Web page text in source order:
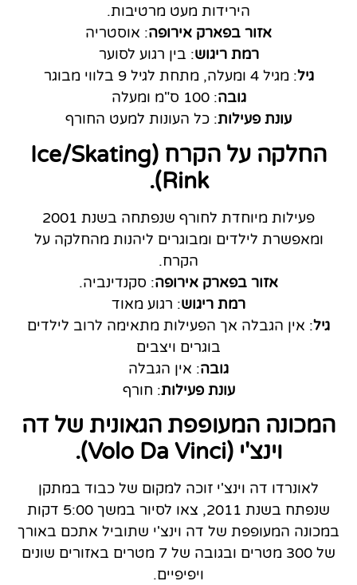
הירידות מעט מרטיבות.
אזור בפארק אירופה: אוסטריה
רמת ריגוש: בין רגוע לסוער
גיל: מגיל 4 ומעלה, מתחת לגיל 9 בלווי מבוגר
גובה: 100 ס"מ ומעלה
עונת פעילות: כל העונות למעט החורף
החלקה על הקרח (Ice/Skating
Rink).
פעילות מיוחדת לחורף שנפתחה בשנת 2001
ומאפשרת לילדים ומבוגרים ליהנות מהחלקה על
הקרח.
אזור בפארק אירופה: סקנדינביה.
רמת ריגוש: רגוע מאוד
גיל: אין הגבלה אך הפעילות מתאימה לרוב לילדים
בוגרים ויצבים
גובה: אין הגבלה
עונת פעילות: חורף
המכונה המעופפת הגאונית של דה
וינצ'י (Volo Da Vinci).
לאונרדו דה וינצ'י זוכה למקום של כבוד במתקן
שנפתח בשנת 2011, צאו לסיור במשך 5:00 דקות
במכונה המעופפת של דה וינצ'י שתוביל אתכם באורך
של 300 מטרים ובגובה של 7 מטרים באזורים שונים
ויפיפיים.